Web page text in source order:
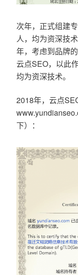
次年，正式组建
人，均为资深技
年，考虑到品牌
云点SEO，以此
均为资深技术。
2018年，云点
下）：